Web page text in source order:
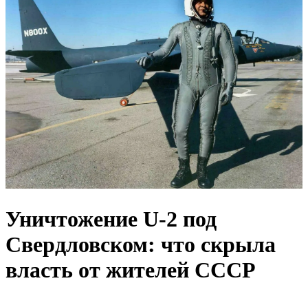
Уничтожение U-2 под
Свердловском: что скрыла
власть от жителей СССР